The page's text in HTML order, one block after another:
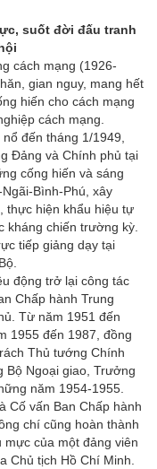
suốt đời đấu tranh
cách mạng (1926-
gian nguy, mang hết
hiến cho cách mạng
cách mạng.
đến tháng 1/1949,
Đảng và Chính phủ tại
cống hiến và sáng
Bình-Phú, xây
thực hiện khẩu hiệu tự
kháng chiến trường kỳ.
tiếp giảng dạy tại
động trở lại công tác
Chấp hành Trung
Từ năm 1951 đến
1955 đến 1987, đồng
Thủ tướng Chính
Bộ Ngoại giao, Trưởng
năm 1954-1955.
Cố vấn Ban Chấp hành
chí cũng hoàn thành
của một đảng viên
Chủ tịch Hồ Chí Minh.